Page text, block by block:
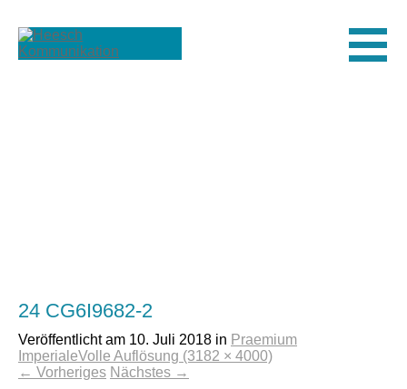
24 CG6I9682-2
Veröffentlicht am 10. Juli 2018 in Praemium
ImperialeVolle Auflösung (3182 × 4000)
← Vorheriges Nächstes →